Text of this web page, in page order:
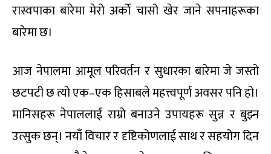
रास्वपाका बारेमा मेरो अर्को चासो खेर जाने सपनाहरूका
बारेमा छ।
आज नेपालमा आमूल परिवर्तन र सुधारका बारेमा जे जस्तो
छटपटी छ त्यो एक–एक हिसाबले महत्त्वपूर्ण अवसर पनि हो।
मानिसहरू नेपाललाई राम्रो बनाउने उपायहरू सुन्न र बुझ्न
उत्सुक छन्। नयाँ विचार र दृष्टिकोणलाई साथ र सहयोग दिन